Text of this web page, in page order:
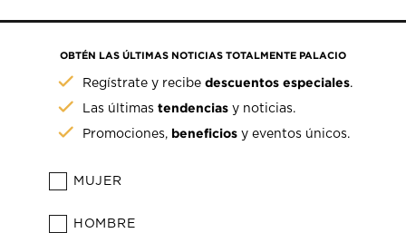
OBTÉN LAS ÚLTIMAS NOTICIAS TOTALMENTE PALACIO
Regístrate y recibedescuentos especiales.
Las últimastendencias y noticias.
Promociones, beneficios y eventos únicos.
MUJER
HOMBRE